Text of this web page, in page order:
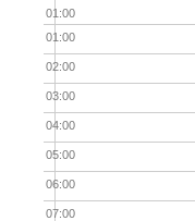
01:00
01:00
02:00
03:00
04:00
05:00
06:00
07:00